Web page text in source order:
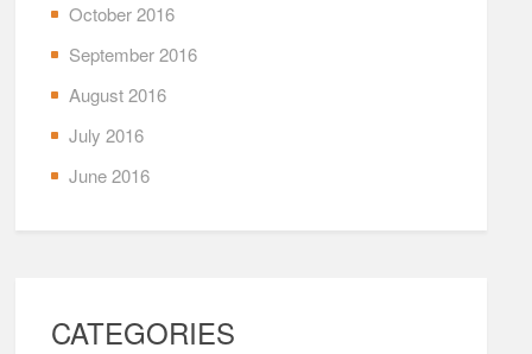
October 2016
September 2016
August 2016
July 2016
June 2016
CATEGORIES